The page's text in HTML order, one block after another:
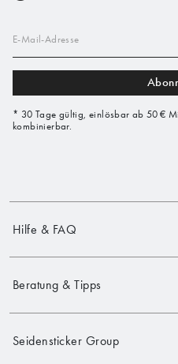
E-Mail-Adresse
* 30 Tage gültig, einlösbar ab 50 €
kombinierbar.
Hilfe & FAQ
Beratung & Tipps
Seidensticker Group